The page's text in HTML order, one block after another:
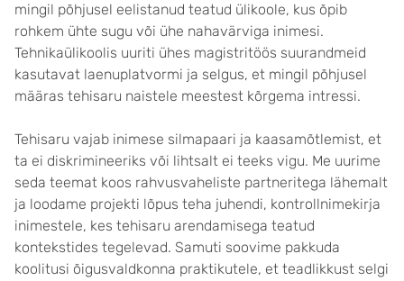
mingil põhjusel eelistanud teatud ülikoole, kus õpib
rohkem ühte sugu või ühe nahavärviga inimesi.
Tehnikaülikoolis uuriti ühes magistritöös suurandmeid
kasutavat laenuplatvormi ja selgus, et mingil põhjusel
määras tehisaru naistele meestest kõrgema intressi.
Tehisaru vajab inimese silmapaari ja kaasamõtlemist, et
ta ei diskrimineeriks või lihtsalt ei teeks vigu. Me uurime
seda teemat koos rahvusvaheliste partneritega lähemalt
ja loodame projekti lõpus teha juhendi, kontrollnimekirja
inimestele, kes tehisaru arendamisega teatud
kontekstides tegelevad. Samuti soovime pakkuda
koolitusi õigusvaldkonna praktikutele, et teadlikkust selgi